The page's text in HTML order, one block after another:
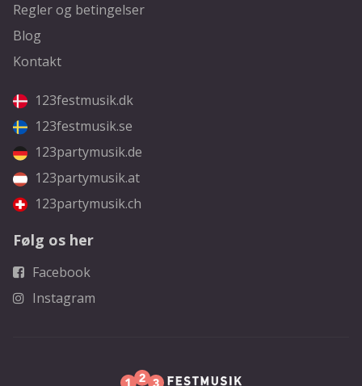
Regler og betingelser
Blog
Kontakt
123festmusik.dk
123festmusik.se
123partymusik.de
123partymusik.at
123partymusik.ch
Følg os her
Facebook
Instagram